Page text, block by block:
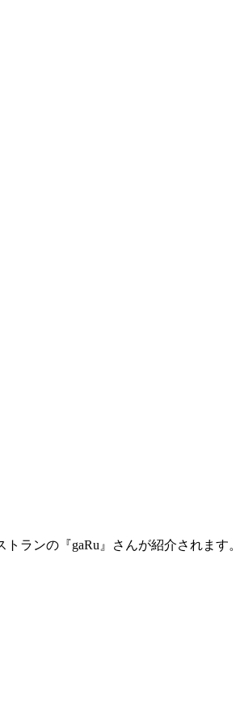
ランの『gaRu』さんが紹介されます。